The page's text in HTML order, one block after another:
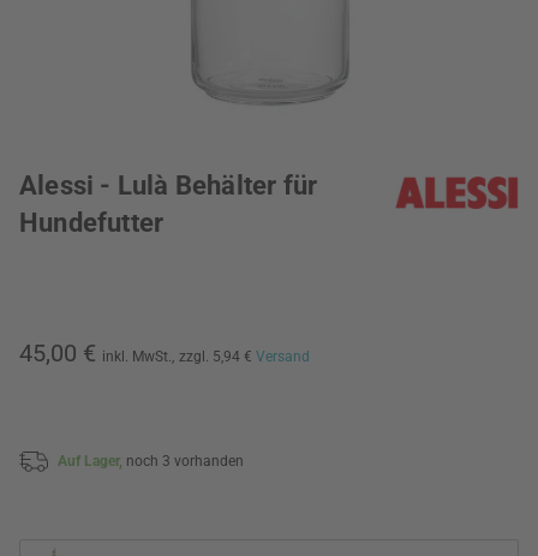
Alessi - Lulà Behälter für
Hundefutter
45,00 € inkl. MwSt., zzgl. 5,94 € Versand
Auf Lager, noch 3 vorhanden